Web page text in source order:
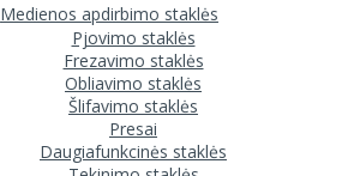
Medienos apdirbimo staklės
Pjovimo staklės
Frezavimo staklės
Obliavimo staklės
Šlifavimo staklės
Presai
Daugiafunkcinės staklės